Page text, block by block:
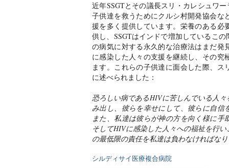
近年SSGTとその議長スリ・カレシュワ
子供達を救うためにクルシ村開発協会な
援を多く提供しています。栄養のある必
供し、SSGTはインドで増加しているこ
の病気に対する永久的な治療法はまだ発
に感染した人々の支援を継続し、その究
ます。これらの子供達に面会した際、ス
に述べられました：
恐ろしい病であるHIVに苦しんでいる人
み出し、彼らを幸せにして、彼らに自信
また、私達は彼らが神の方を向く様に手
そしてHIVに感染した人々への福祉を行
の最低限の責任を私達は負わなければな
シルディサイ医療複合病院